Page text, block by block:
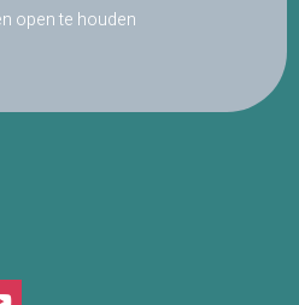
open te houden